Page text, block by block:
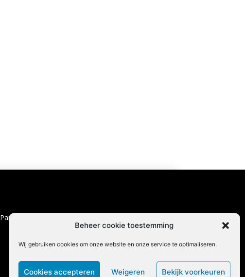
Beheer cookie toestemming
Wij gebruiken cookies om onze website en onze service te optimaliseren.
Cookies accepteren Weigeren Bekijk voorkeuren
Partner content